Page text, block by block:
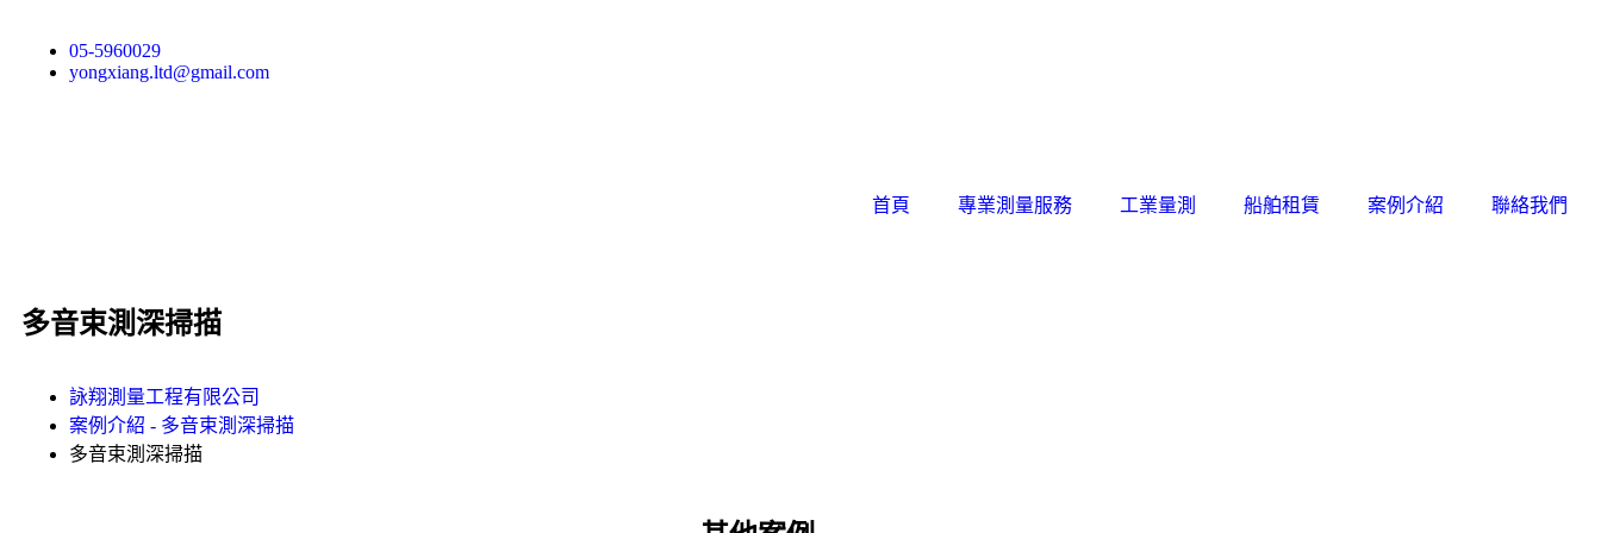
05-5960029
yongxiang.ltd@gmail.com
首頁 專業測量服務 工業量測 船舶租賃 案例介紹 聯絡我們
多音束測深掃描
詠翔測量工程有限公司
案例介紹 - 多音束測深掃描
多音束測深掃描